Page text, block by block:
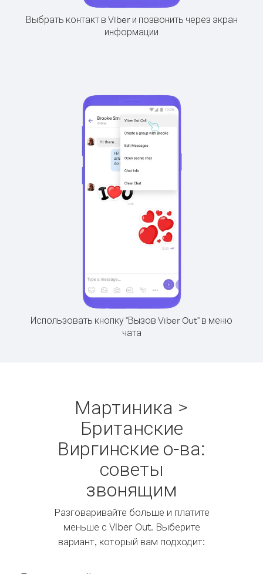
Выбрать контакт в Viber и позвонить через экран
информации
Использовать кнопку "Вызов Viber Out" в меню
чата
Мартиника >
Британские
Виргинские о-ва:
советы
звонящим
Разговаривайте больше и платите
меньше с Viber Out. Выберите
вариант, который вам подходит: